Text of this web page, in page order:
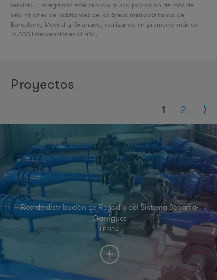
servicio. Entregamos este servicio a una población de más de
seis millones de habitantes de las áreas metropolitanas de
Barcelona, Madrid y Granada, realizando en promedio más de
16.000 intervenciones al año.
proyectos
1 2
Red de distribución de Regadío del Sistema Segarra-
Garrigues
LÉRIDA